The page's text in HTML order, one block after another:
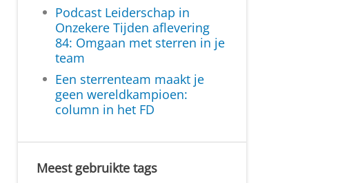
Podcast Leiderschap in
Onzekere Tijden aflevering
84: Omgaan met sterren in je
team
Een sterrenteam maakt je
geen wereldkampioen:
column in het FD
Meest gebruikte tags